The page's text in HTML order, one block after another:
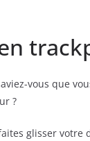
vous que
?
glisser